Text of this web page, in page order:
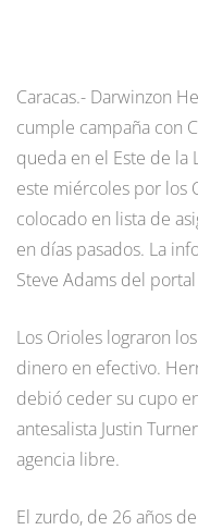
Caracas.- Darwinzon
cumple campaña con
queda en el Este de la
este miércoles por los
colocado en lista de
en días pasados. La
Steve Adams del portal
Los Orioles lograron
dinero en efectivo.
debió ceder su cupo
antesalista Justin
agencia libre.
El zurdo, de 26 años